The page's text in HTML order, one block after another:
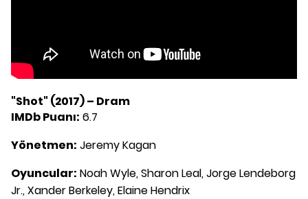
"Shot" (2017) – Dram
IMDb Puanı: 6.7
Yönetmen: Jeremy Kagan
Oyuncular: Noah Wyle, Sharon Leal, Jorge Lendeborg
Jr., Xander Berkeley, Elaine Hendrix